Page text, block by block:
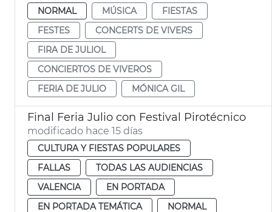
NORMAL
MÚSICA
FIESTAS
FESTES
CONCERTS DE VIVERS
FIRA DE JULIOL
CONCIERTOS DE VIVEROS
FERIA DE JULIO
MÓNICA GIL
Final Feria Julio con Festival Pirotécnico
modificado hace 15 días
CULTURA Y FIESTAS POPULARES
FALLAS
TODAS LAS AUDIENCIAS
VALENCIA
EN PORTADA
EN PORTADA TEMÁTICA
NORMAL